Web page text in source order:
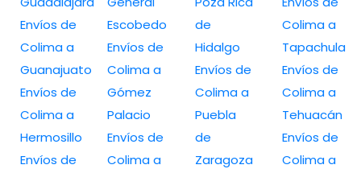
Envíos de
Colima a
Guanajuato
Envíos de
Colima a
Hermosillo
Envíos de
Escobedo
Envíos de
Colima a
Gómez
Palacio
Envíos de
Colima a
de
Hidalgo
Envíos de
Colima a
Puebla
de
Zaragoza
Colima a
Tapachula
Envíos de
Colima a
Tehuacán
Envíos de
Colima a